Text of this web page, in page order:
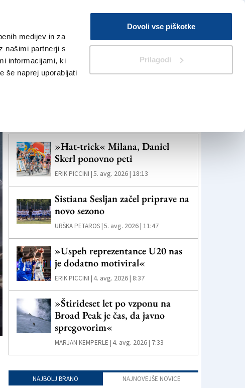
medijev in za
našimi partnerji s
informacijami, ki
še naprej uporabljati
Dovoli vse piškotke
Prilagodi
V Kioskih
Iskanje
ŠE
»Hat-trick« Milana, Daniel
Skerl ponovno peti
ERIK PICCINI |5. avg. 2026 | 18:13
Sistiana Sesljan začel priprave na
novo sezono
URŠKA PETAROS |5. avg. 2026 | 11:47
»Uspeh reprezentance U20 nas
je dodatno motiviral«
ERIK PICCINI |4. avg. 2026 | 8:37
»Štirideset let po vzponu na
Broad Peak je čas, da javno
spregovorim«
MARJAN KEMPERLE |4. avg. 2026 | 7:33
NAJBOLJ BRANO NAJNOVEJŠE NOVICE